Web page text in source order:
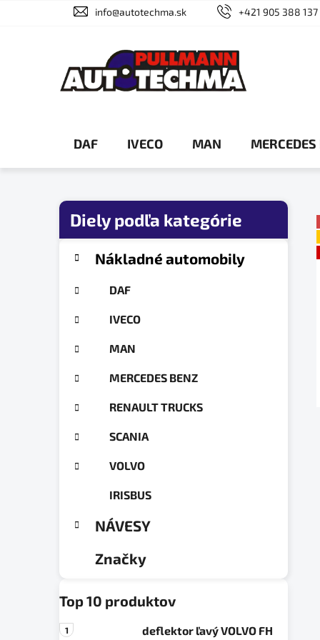
info@autotechma.sk +421 905 388 137
DAF IVECO MAN
B
kategórieNákladné automobily
DAF
IVECO
MAN
MERCEDES BENZ
RENAULT TRUCKS
SCANIA
VOLVO
IRISBUS
NÁVESY
Značky
Top 10 produktov
deflektor ľavý VOLVO FH